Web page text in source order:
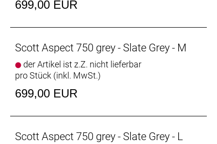
699,00 EUR
Scott Aspect 750 grey - Slate Grey - M
der Artikel ist z.Z. nicht lieferbar
pro Stück (inkl. MwSt.)
699,00 EUR
Scott Aspect 750 grey - Slate Grey - L